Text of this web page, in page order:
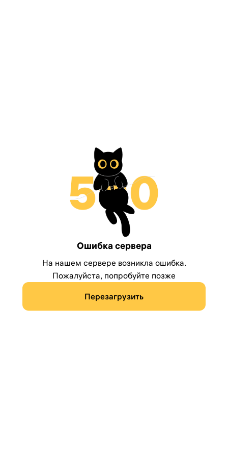
Ошибка сервера
На нашем сервере возникла ошибка.
Пожалуйста, попробуйте позже
Перезагрузить